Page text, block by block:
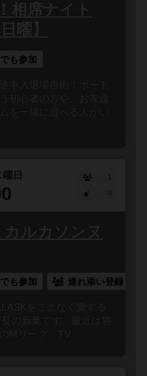
相席ナイト
曜】
も参加
中入退場自由！ボード
初心者の方や、お友達
を一緒に遊べる人がい
曜日
1
ルカソンヌ
も参加 連れ添い登録
をこよなく愛する
の新葉です。最近は将
Mリーグ、TV...